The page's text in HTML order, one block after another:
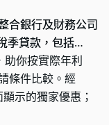
合銀行及財務公司
季貸款，包括
你按實際年利
條件比較。經
示的獨家優惠；
合銀行及財務公司
季貸款，包括
你按實際年利
條件比較。經
示的獨家優惠；